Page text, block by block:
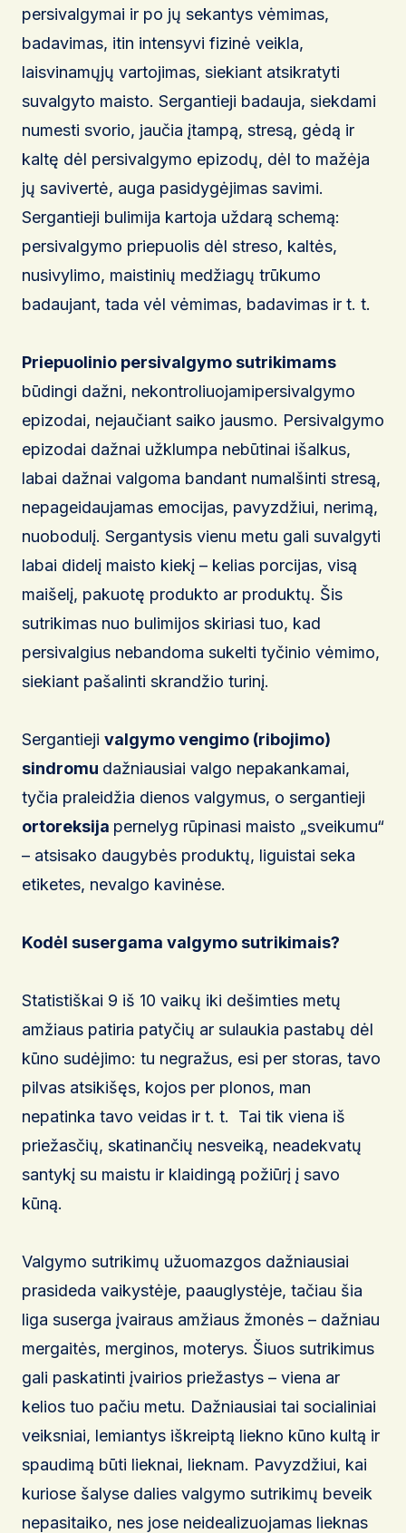
persivalgymai ir po jų sekantys vėmimas,
badavimas, itin intensyvi fizinė veikla,
laisvinamųjų vartojimas, siekiant atsikratyti
suvalgyto maisto. Sergantieji badauja, siekdami
numesti svorio, jaučia įtampą, stresą, gėdą ir
kaltę dėl persivalgymo epizodų, dėl to mažėja
jų savivertė, auga pasidygėjimas savimi.
Sergantieji bulimija kartoja uždarą schemą:
persivalgymo priepuolis dėl streso, kaltės,
nusivylimo, maistinių medžiagų trūkumo
badaujant, tada vėl vėmimas, badavimas ir t. t.
Priepuolinio persivalgymo sutrikimams
būdingi dažni, nekontroliuojamipersivalgymo
epizodai, nejaučiant saiko jausmo. Persivalgymo
epizodai dažnai užklumpa nebūtinai išalkus,
labai dažnai valgoma bandant numalšinti stresą,
nepageidaujamas emocijas, pavyzdžiui, nerimą,
nuobodulį. Sergantysis vienu metu gali suvalgyti
labai didelį maisto kiekį – kelias porcijas, visą
maišelį, pakuotę produkto ar produktų. Šis
sutrikimas nuo bulimijos skiriasi tuo, kad
persivalgius nebandoma sukelti tyčinio vėmimo,
siekiant pašalinti skrandžio turinį.
Sergantieji valgymo vengimo (ribojimo)
sindromu dažniausiai valgo nepakankamai,
tyčia praleidžia dienos valgymus, o sergantieji
ortoreksija pernelyg rūpinasi maisto „sveikumu“
– atsisako daugybės produktų, liguistai seka
etiketes, nevalgo kavinėse.
Kodėl susergama valgymo sutrikimais?
Statistiškai 9 iš 10 vaikų iki dešimties metų
amžiaus patiria patyčių ar sulaukia pastabų dėl
kūno sudėjimo: tu negražus, esi per storas, tavo
pilvas atsikišęs, kojos per plonos, man
nepatinka tavo veidas ir t. t. Tai tik viena iš
priežasčių, skatinančių nesveiką, neadekvatų
santykį su maistu ir klaidingą požiūrį į savo
kūną.
Valgymo sutrikimų užuomazgos dažniausiai
prasideda vaikystėje, paauglystėje, tačiau šia
liga suserga įvairaus amžiaus žmonės – dažniau
mergaitės, merginos, moterys. Šiuos sutrikimus
gali paskatinti įvairios priežastys – viena ar
kelios tuo pačiu metu. Dažniausiai tai socialiniai
veiksniai, lemiantys iškreiptą liekno kūno kultą ir
spaudimą būti lieknai, lieknam. Pavyzdžiui, kai
kuriose šalyse dalies valgymo sutrikimų beveik
nepasitaiko, nes jose neidealizuojamas lieknas